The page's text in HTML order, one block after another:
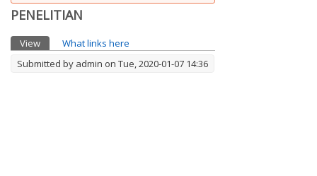
PENELITIAN
Primary tabs
View (active tab)
What links here
Submitted by admin on Tue, 2020-01-07 14:36